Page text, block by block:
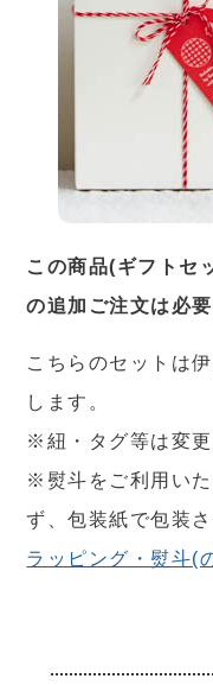
この商品(ギフトセ
の追加ご注文は必要
こちらのセットは
します。
※紐・タグ等は変更
※熨斗をご利用い
ず、包装紙で包装
ラッピング・熨斗(